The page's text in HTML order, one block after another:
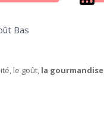
Bas
le goût, la gourmandise